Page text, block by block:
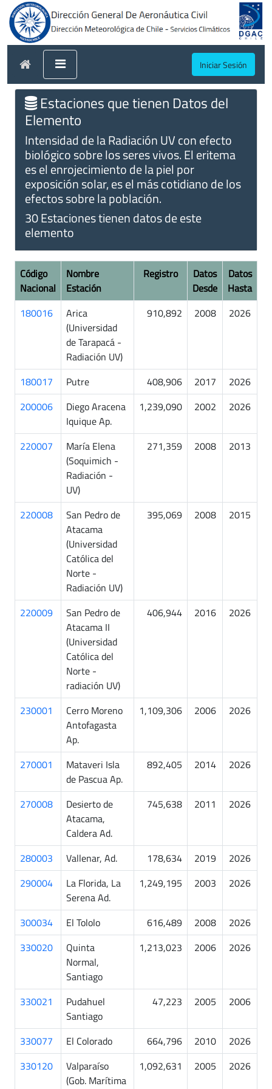
Iniciar Sesión
Estaciones que tienen Datos del
Elemento
Intensidad de la Radiación UV con efecto
biológico sobre los seres vivos. El eritema
es el enrojecimiento de la piel por
exposición solar, es el más cotidiano de los
efectos sobre la población.
30 Estaciones tienen datos de este
elemento
Código
Nacional
Nombre
Estación
Registro
Datos
Desde
Datos
Hasta
180016
Arica
(Universidad
de Tarapacá -
Radiación UV)
910,892 2008 2026
180017 Putre 408,906 2017
2026
200006
Diego Aracena
Iquique Ap.
1,239,090 2002 2026
220007
María Elena
(Soquimich -
Radiación -
UV)
271,359 2008 2013
220008
San Pedro de
Atacama
(Universidad
Católica del
Norte -
Radiación UV)
395,069 2008 2015
220009
San Pedro de
Atacama II
(Universidad
Católica del
Norte -
radiación UV)
406,944 2016 2026
230001
Cerro Moreno
Antofagasta
Ap.
1,109,306 2006 2026
270001
Mataveri Isla
de Pascua Ap.
892,405 2014 2026
270008
Desierto de
Atacama,
Caldera Ad.
745,638 2011 2026
280003 Vallenar, Ad. 178,634 2019
2026
290004
La Florida, La
Serena Ad.
1,249,195 2003 2026
300034 El Tololo 616,489 2008
2026
330020
Quinta
Normal,
Santiago
1,213,023 2006 2026
330021
Pudahuel
Santiago
47,223 2005 2006
330077 El Colorado 664,796 2010
2026
330120
Valparaíso
(Gob. Marítima
1,092,631 2005 2026